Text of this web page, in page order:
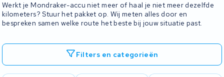
Werkt je Mondraker-accu niet meer of haal je niet meer dezelfde
kilometers? Stuur het pakket op. Wij meten alles door en
bespreken samen welke route het beste bij jouw situatie past.
Filters en categorieën